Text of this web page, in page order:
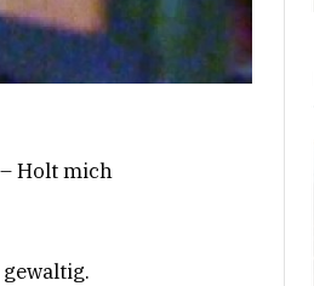
Holt mich